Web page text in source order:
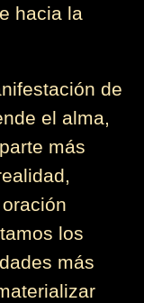
hacia la
de
el alma,
más
los
más